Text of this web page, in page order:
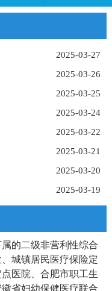
2025-03-27
2025-03-26
2025-03-25
2025-03-24
2025-03-22
2025-03-21
2025-03-20
2025-03-19
的二级非营利性综合
城镇居民医疗保险定
医院、合肥市职工生
省妇幼保健医疗联合